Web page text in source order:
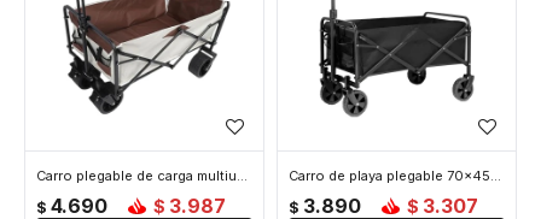
Carro plegable de carga multiuso 70x45x44cm - Blanco
$ 4.690 $ 3.987
Carro de playa plegable 70x45x50cm - Negro
$ 3.890 $ 3.307